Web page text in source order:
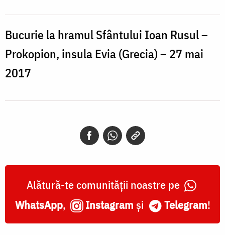
Bucurie la hramul Sfântului Ioan Rusul –
Prokopion, insula Evia (Grecia) – 27 mai
2017
Alătură-te comunității noastre pe
WhatsApp, Instagram și Telegram!